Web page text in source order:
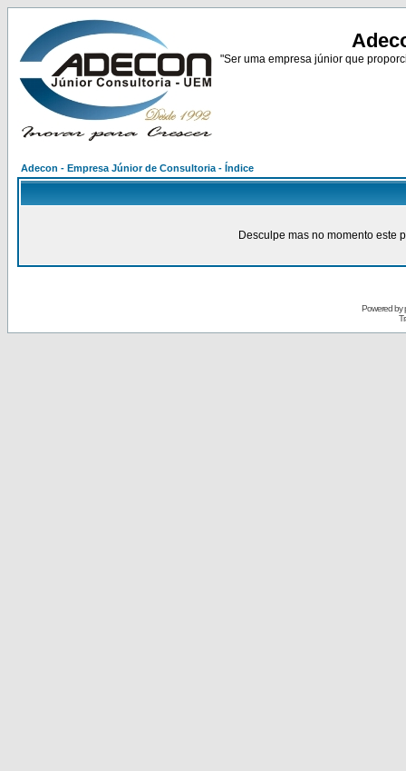
"Ser uma empresa júnior que
Adecon - Empresa Júnior de Consultoria - Índice
Desculpe mas no momento este
Powered by